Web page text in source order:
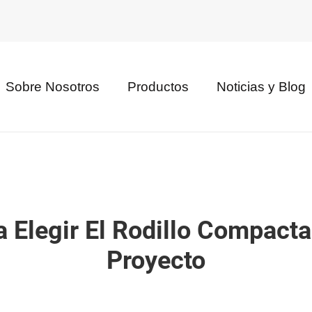
Sobre Nosotros Productos Noticias y Blog
Elegir El Rodillo
Proyecto